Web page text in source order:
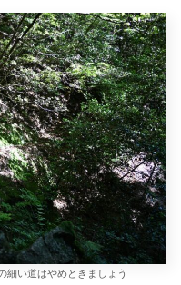
細い道はやめときましょう